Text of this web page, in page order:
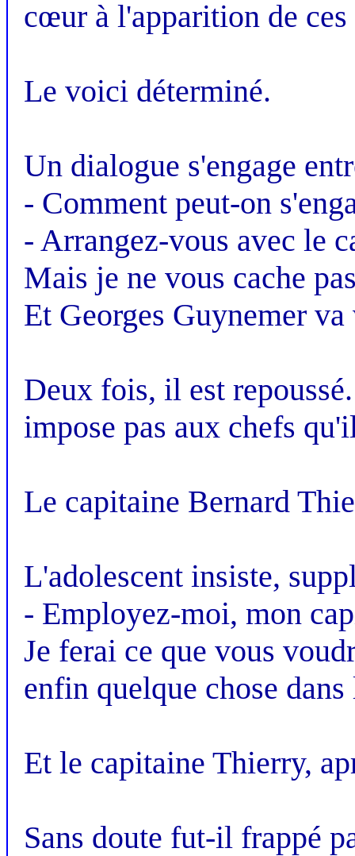
cœur à l'apparition de ces
Le voici déterminé.
Un dialogue s'engage
- Comment peut-on
- Arrangez-vous avec le
Mais je ne vous cache
Et Georges Guynemer
Deux fois, il est
impose pas aux chefs
Le capitaine Bernard
L'adolescent insiste,
- Employez-moi, mon
Je ferai ce que vous
enfin quelque chose
Et le capitaine Thierry,
Sans doute fut-il frappé